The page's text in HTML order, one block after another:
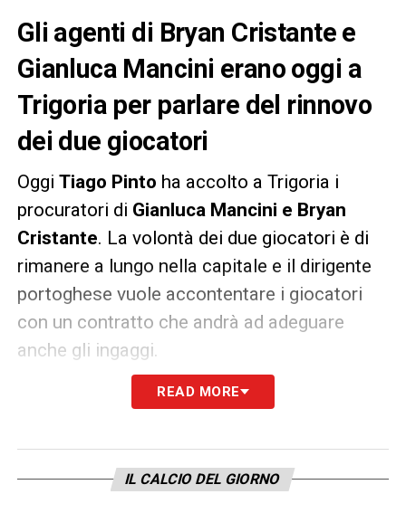
Gli agenti di Bryan Cristante e
Gianluca Mancini erano oggi a
Trigoria per parlare del rinnovo
dei due giocatori
Oggi Tiago Pinto ha accolto a Trigoria i
procuratori di Gianluca Mancini e Bryan
Cristante. La volontà dei due giocatori è di
rimanere a lungo nella capitale e il dirigente
portoghese vuole accontentare i giocatori
con un contratto che andrà ad adeguare
anche gli ingaggi.
Il Corriere dello Sport
Veretout,potrebbero esserci novità
importanti. Tiago Pinto è stato di parola:
READ MORE
IL CALCIO DEL GIORNO